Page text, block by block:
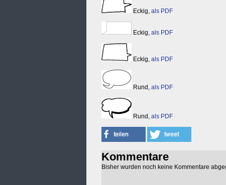
Eckig, als PDF
Eckig, als PDF
Eckig, als PDF
Rund, als PDF
Rund, als PDF
Kommentare
Bisher wurden noch keine Kommentare